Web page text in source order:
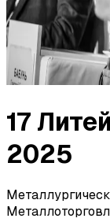
17
2025